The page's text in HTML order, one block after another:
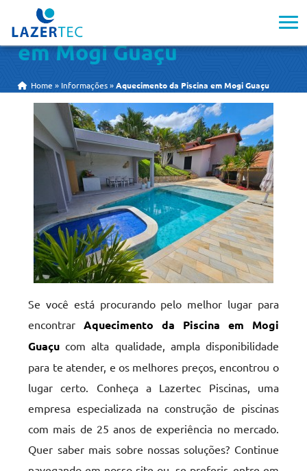
Aquecimento da Piscina
em Mogi Guaçu
Home » Informações »Aquecimento da Piscina em Mogi Guaçu
Se você está procurando pelo melhor lugar para
encontrarAquecimento da Piscina em Mogi
Guaçu com alta qualidade, ampla disponibilidade
para te atender, e os melhores preços, encontrou o
lugar certo. Conheça a Lazertec Piscinas, uma
empresa especializada na construção de piscinas
com mais de 25 anos de experiência no mercado.
Quer saber mais sobre nossas soluções? Continue